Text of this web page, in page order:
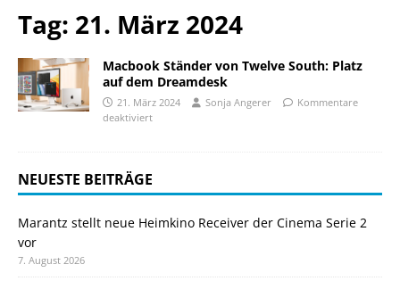
Tag: 21. März 2024
Macbook Ständer von Twelve South: Platz
auf dem Dreamdesk
21. März 2024 Sonja Angerer
Kommentare
deaktiviert
NEUESTE BEITRÄGE
Marantz stellt neue Heimkino Receiver der Cinema Serie 2
vor
7. August 2026